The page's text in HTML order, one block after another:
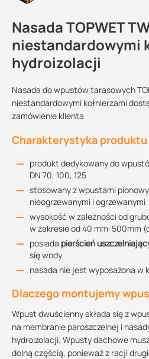
Nasada TOPWET
niestandardowymi
hydroizolacji
Nasada do wpustów tarasowych
niestandardowymi kołnierzami
zamówienie klienta
Charakterystyka produktu
produkt dedykowany do
DN 70, 100, 125
stosowany z wpustami
nieogrzewanymi i ogrzewanymi
wysokość w zależności od
w zakresie od 40 mm-500mm
posiada pierścień
się wody
nasada nie jest wyposażona w
Dlaczego montujemy
Wpust dwuścienny składa się z
na membranie paroszczelnej i
hydroizolacji. Wpusty dachowe
dolną częścią, ponieważ z racji